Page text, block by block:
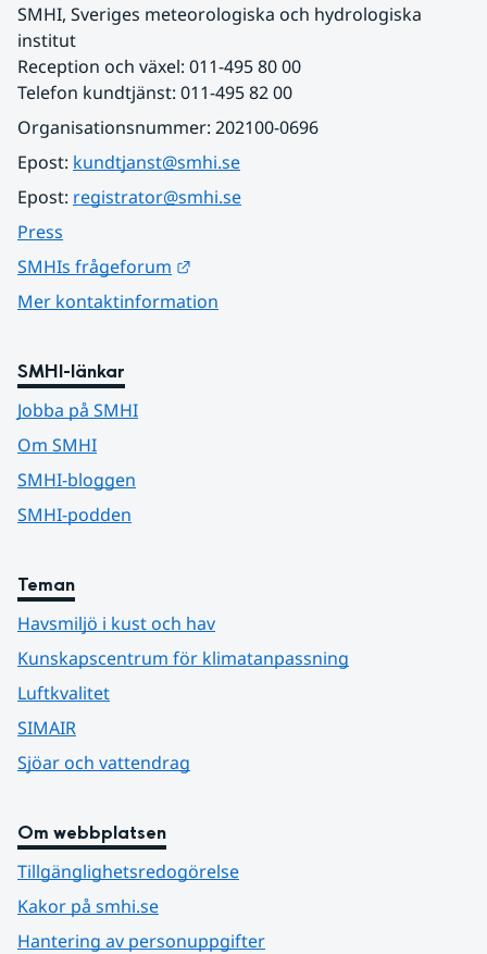
SMHI, Sveriges meteorologiska och hydrologiska
institut
Reception och växel: 011-495 80 00
Telefon kundtjänst: 011-495 82 00
Organisationsnummer: 202100-0696
Epost: kundtjanst@smhi.se
Epost: registrator@smhi.se
Press
SMHIs frågeforum
Mer kontaktinformation
SMHI-länkar
Jobba på SMHI
Om SMHI
SMHI-bloggen
SMHI-podden
Teman
Havsmiljö i kust och hav
Kunskapscentrum för klimatanpassning
Luftkvalitet
SIMAIR
Sjöar och vattendrag
Om webbplatsen
Tillgänglighetsredogörelse
Kakor på smhi.se
Hantering av personuppgifter